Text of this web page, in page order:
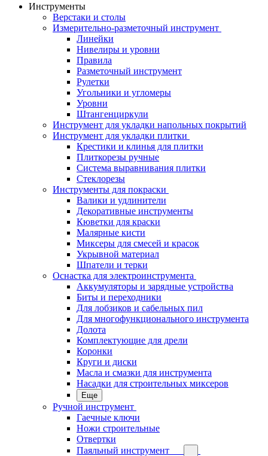
Инструменты
Верстаки и столы
Измерительно-разметочный инструмент
Линейки
Нивелиры и уровни
Правила
Разметочный инструмент
Рулетки
Угольники и угломеры
Уровни
Штангенциркули
Инструмент для укладки напольных покрытий
Инструмент для укладки плитки
Крестики и клинья для плитки
Плиткорезы ручные
Система выравнивания плитки
Стеклорезы
Инструменты для покраски
Валики и удлинители
Декоративные инструменты
Кюветки для краски
Малярные кисти
Миксеры для смесей и красок
Укрывной материал
Шпатели и терки
Оснастка для электроинструмента
Аккумуляторы и зарядные устройства
Биты и переходники
Для лобзиков и сабельных пил
Для многофункционального инструмента
Долота
Комплектующие для дрели
Коронки
Круги и диски
Масла и смазки для инструмента
Насадки для строительных миксеров
Еще
Ручной инструмент
Гаечные ключи
Ножи строительные
Отвертки
Паяльный инструмент